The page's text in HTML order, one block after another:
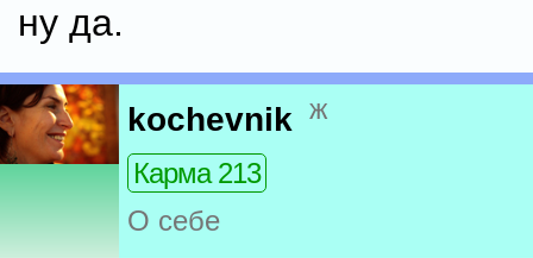
ну да.
kochevnik ж
Карма 213
О себе